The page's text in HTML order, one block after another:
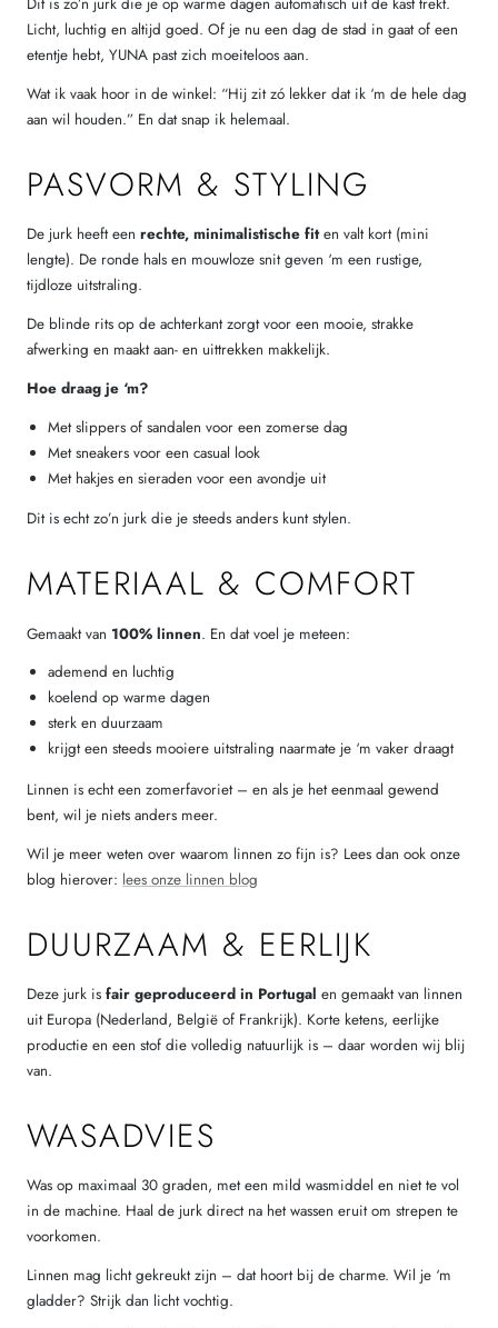
Licht, luchtig en altijd goed. Of je nu een dag de stad in gaat of een
etentje hebt, YUNA past zich moeiteloos aan.
Wat ik vaak hoor in de winkel: “Hij zit zó lekker dat ik ‘m de hele dag
aan wil houden.” En dat snap ik helemaal.
PASVORM & STYLING
De jurk heeft een rechte, minimalistische fiten valt kort (mini
lengte). De ronde hals en mouwloze snit geven ‘m een rustige,
tijdloze uitstraling.
De blinde rits op de achterkant zorgt voor een mooie, strakke
afwerking en maakt aan- en uittrekken makkelijk.
Hoe draag je ‘m?
Met slippers of sandalen voor een zomerse dag
Met sneakers voor een casual look
Met hakjes en sieraden voor een avondje uit
Dit is echt zo’n jurk die je steeds anders kunt stylen.
MATERIAAL & COMFORT
Gemaakt van 100% linnen. En dat voel je meteen:
ademend en luchtig
koelend op warme dagen
sterk en duurzaam
krijgt een steeds mooiere uitstraling naarmate je ‘m vaker draagt
Linnen is echt een zomerfavoriet – en als je het eenmaal gewend
bent, wil je niets anders meer.
Wil je meer weten over waarom linnen zo fijn is? Lees dan ook onze
blog hierover: lees onze linnen blog
DUURZAAM & EERLIJK
Deze jurk is fair geproduceerd in Portugal en gemaakt van linnen
uit Europa (Nederland, België of Frankrijk). Korte ketens, eerlijke
productie en een stof die volledig natuurlijk is – daar worden wij blij
van.
WASADVIES
Was op maximaal 30 graden, met een mild wasmiddel en niet te vol
in de machine. Haal de jurk direct na het wassen eruit om strepen te
voorkomen.
Linnen mag licht gekreukt zijn – dat hoort bij de charme. Wil je ‘m
gladder? Strijk dan licht vochtig.